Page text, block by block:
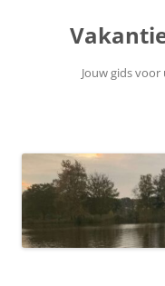
Jouw gids